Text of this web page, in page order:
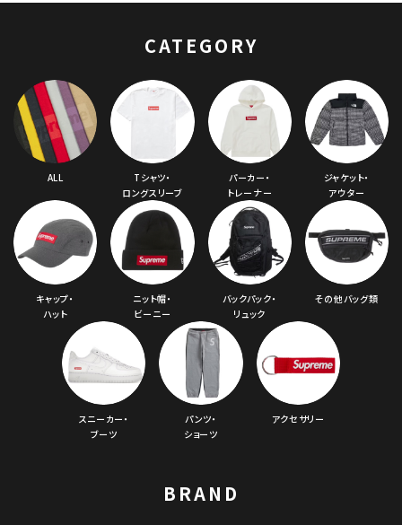
CATEGORY
ALL
Tシャツ・
ロングスリーブ
パーカー・
トレーナー
ジャケット・
アウター
キャップ・
ハット
ニット帽・
ビーニー
バックパック・
リュック
その他バッグ類
スニーカー・
ブーツ
パンツ・
ショーツ
アクセサリー
BRAND